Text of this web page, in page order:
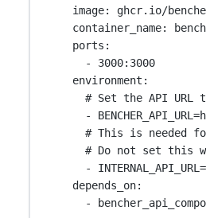
image: ghcr.io/
container_name:
ports :
- 3000:3000
environment :
# Set the API URL
-
# This is needed for
# Do not set this
-
depends_on:
-